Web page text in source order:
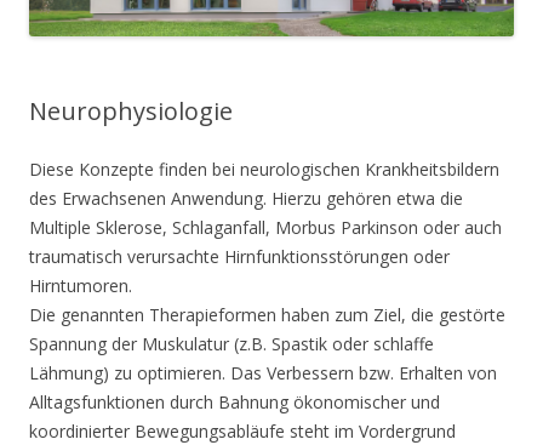
Neurophysiologie
Diese Konzepte finden bei neurologischen Krankheitsbildern
des Erwachsenen Anwendung. Hierzu gehören etwa die
Multiple Sklerose, Schlaganfall, Morbus Parkinson oder auch
traumatisch verursachte Hirnfunktionsstörungen oder
Hirntumoren.
Die genannten Therapieformen haben zum Ziel, die gestörte
Spannung der Muskulatur (z.B. Spastik oder schlaffe
Lähmung) zu optimieren. Das Verbessern bzw. Erhalten von
Alltagsfunktionen durch Bahnung ökonomischer und
koordinierter Bewegungsabläufe steht im Vordergrund